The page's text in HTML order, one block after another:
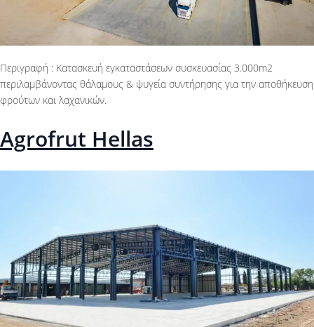
Περιγραφή : Κατασκευή εγκαταστάσεων συσκευασίας 3.000m2
περιλαμβάνοντας θάλαμους & ψυγεία συντήρησης για την αποθήκευση
φρούτων και λαχανικών.
Agrofrut Hellas